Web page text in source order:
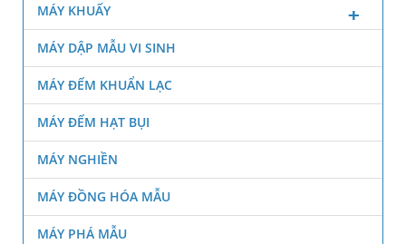
MÁY KHUẤY
MÁY DẬP MẪU VI SINH
MÁY ĐẾM KHUẨN LẠC
MÁY ĐẾM HẠT BỤI
MÁY NGHIỀN
MÁY ĐỒNG HÓA MẪU
MÁY PHÁ MẪU